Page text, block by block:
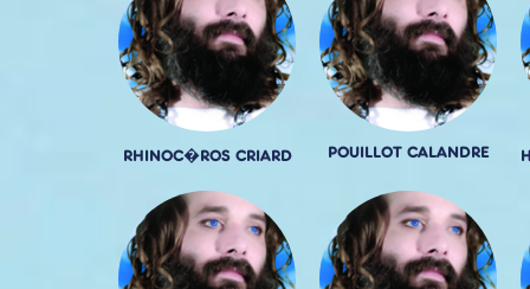
RHINOC�ROS CRIARD POUILLOT CALANDRE